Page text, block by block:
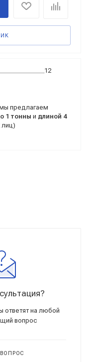
12
предлагаем
1 тонны и длиной 4
лиц)
ответят на любой
вопрос
ВОПРОС